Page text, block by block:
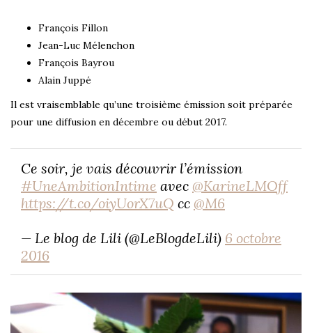
François Fillon
Jean-Luc Mélenchon
François Bayrou
Alain Juppé
Il est vraisemblable qu’une troisième émission soit préparée
pour une diffusion en décembre ou début 2017.
Ce soir, je vais découvrir l’émission
#UneAmbitionIntime avec @KarineLMOff
https://t.co/oiyUorX7uQ cc @M6
— Le blog de Lili (@LeBlogdeLili) 6 octobre
2016